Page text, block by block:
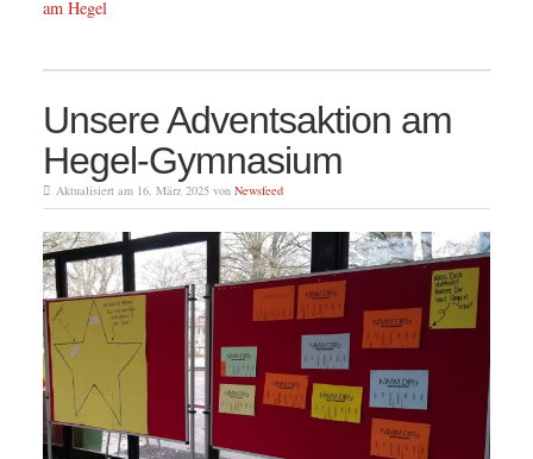
am Hegel
Unsere Adventsaktion am
Hegel-Gymnasium
Aktualisiert am 16. März 2025 von Newsfeed